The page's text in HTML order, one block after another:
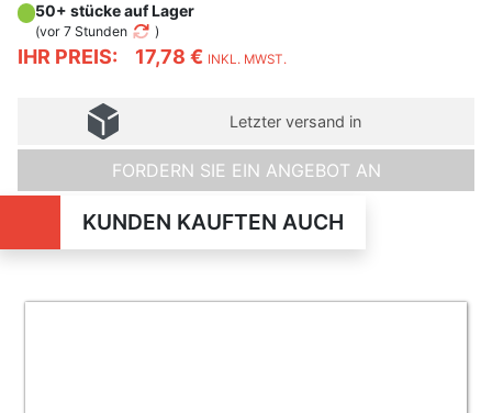
IHR PREIS: 17,78 € INKL. MWST.
50+ stücke auf Lager
(vor 7 Stunden )
Letzter versand in
FORDERN SIE EIN ANGEBOT AN
KUNDEN KAUFTEN AUCH